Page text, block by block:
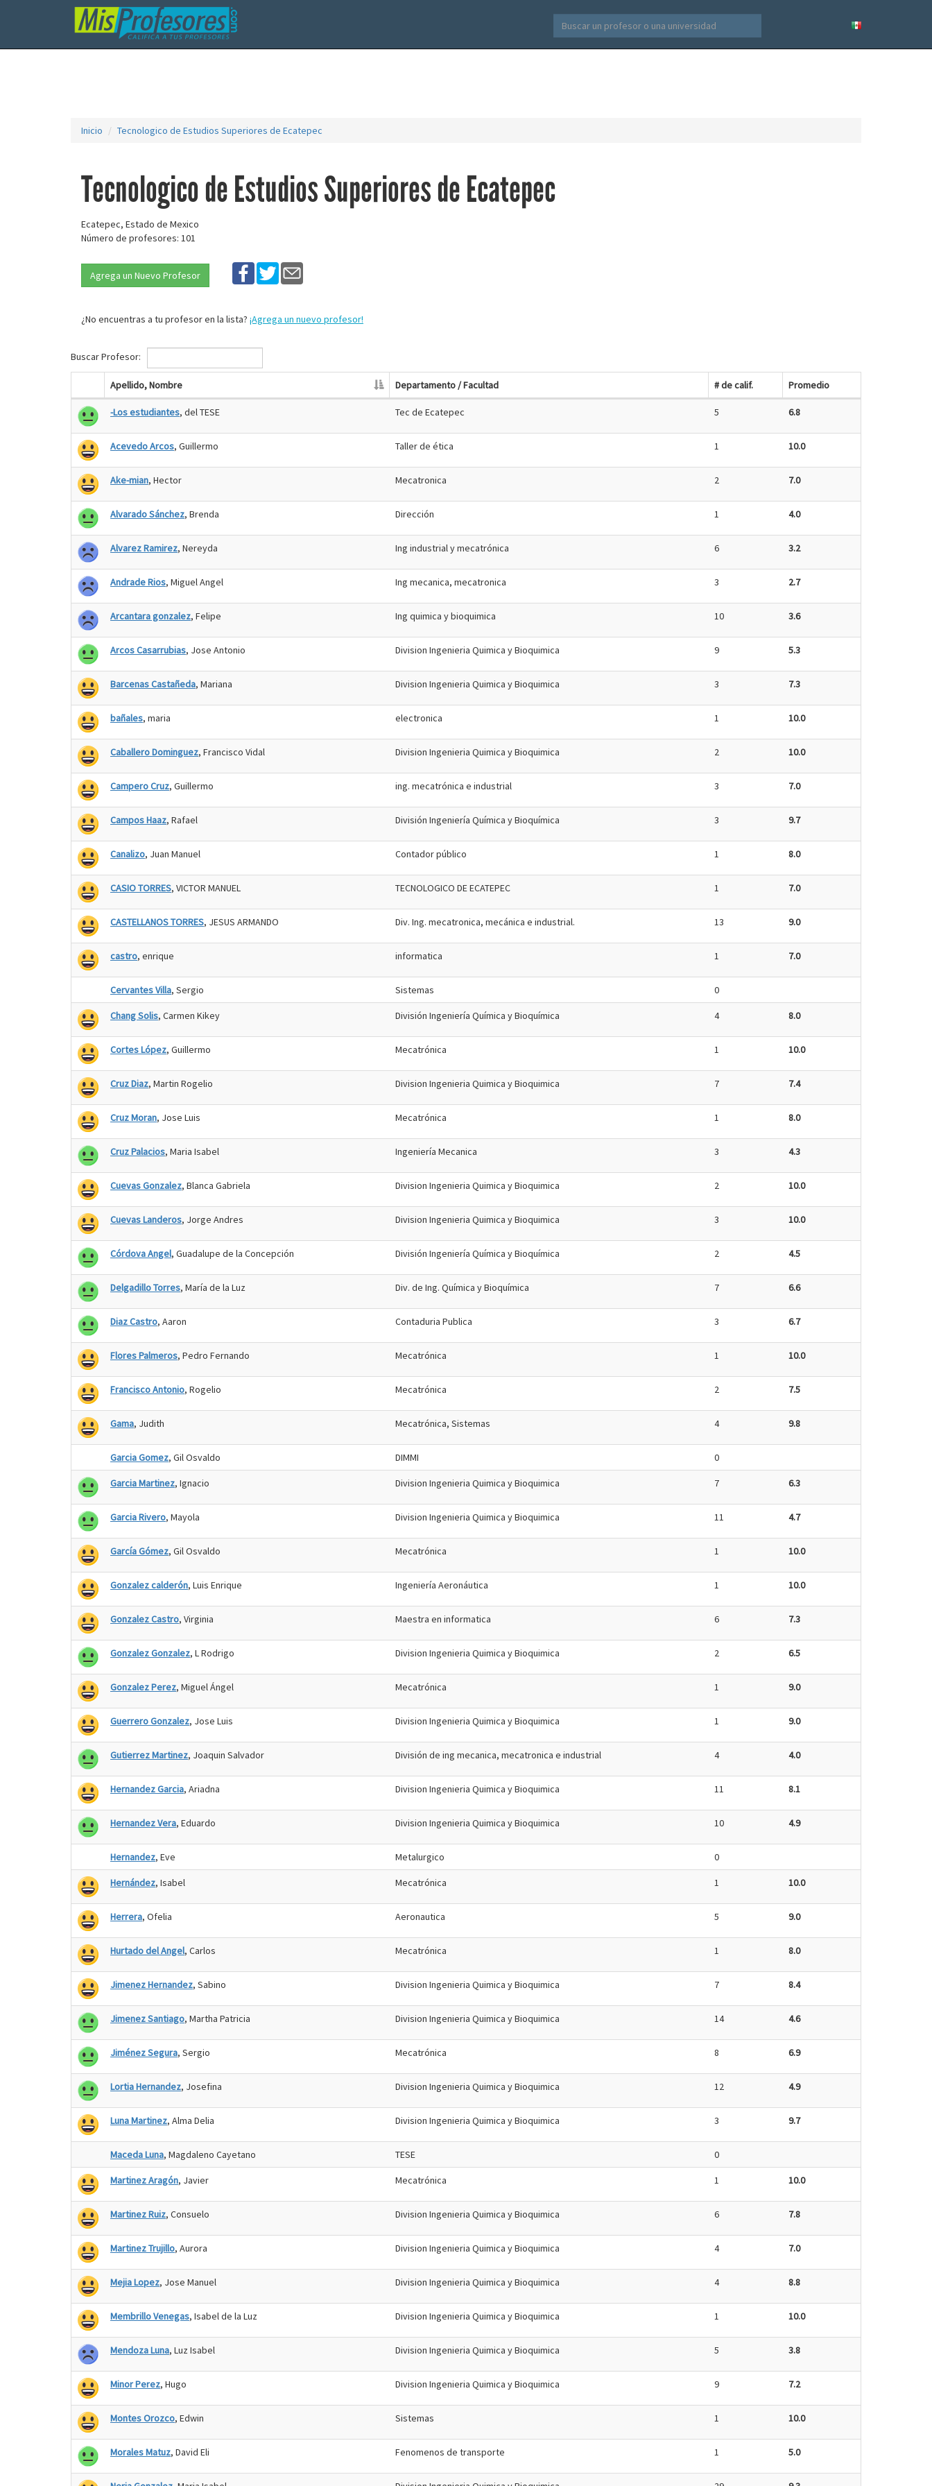
Inicio Tecnologico de Estudios Superiores de Ecatepec
Tecnologico de Estudios Superiores de Ecatepec
Ecatepec, Estado de Mexico
Número de profesores: 101
Agrega un Nuevo Profesor
¿No encuentras a tu profesor en la lista? ¡Agrega un nuevo profesor!
Buscar Profesor:
Apellido, Nombre Departamento / Facultad # de calif. Promedio
-Los estudiantes, del TESE Tec de Ecatepec 5 6.8
Acevedo Arcos, Guillermo Taller de ética 1 10.0
Ake-mian, Hector Mecatronica 2 7.0
Alvarado Sánchez, Brenda Dirección 1 4.0
Alvarez Ramirez, Nereyda Ing industrial y mecatrónica 6 3.2
Andrade Rios, Miguel Angel Ing mecanica, mecatronica 3 2.7
Arcantara gonzalez, Felipe Ing quimica y bioquimica 10 3.6
Arcos Casarrubias, Jose Antonio Division Ingenieria Quimica y Bioquimica 9 5.3
Barcenas Castañeda, Mariana Division Ingenieria Quimica y Bioquimica 3 7.3
bañales, maria electronica 1 10.0
Caballero Dominguez, Francisco Vidal Division Ingenieria Quimica y Bioquimica 2 10.0
Campero Cruz, Guillermo ing. mecatrónica e industrial 3 7.0
Campos Haaz, Rafael División Ingeniería Química y Bioquímica 3 9.7
Canalizo, Juan Manuel Contador público 1 8.0
CASIO TORRES, VICTOR MANUEL TECNOLOGICO DE ECATEPEC 1 7.0
CASTELLANOS TORRES, JESUS ARMANDO Div. Ing. mecatronica, mecánica e industrial. 13 9.0
castro, enrique informatica 1 7.0
Cervantes Villa, Sergio Sistemas 0
Chang Solis, Carmen Kikey División Ingeniería Química y Bioquímica 4 8.0
Cortes López, Guillermo Mecatrónica 1 10.0
Cruz Diaz, Martin Rogelio Division Ingenieria Quimica y Bioquimica 7 7.4
Cruz Moran, Jose Luis Mecatrónica 1 8.0
Cruz Palacios, Maria Isabel Ingeniería Mecanica 3 4.3
Cuevas Gonzalez, Blanca Gabriela Division Ingenieria Quimica y Bioquimica 2 10.0
Cuevas Landeros, Jorge Andres Division Ingenieria Quimica y Bioquimica 3 10.0
Córdova Angel, Guadalupe de la Concepción División Ingeniería Química y Bioquímica 2 4.5
Delgadillo Torres, María de la Luz Div. de Ing. Química y Bioquímica 7 6.6
Diaz Castro, Aaron Contaduria Publica 3 6.7
Flores Palmeros, Pedro Fernando Mecatrónica 1 10.0
Francisco Antonio, Rogelio Mecatrónica 2 7.5
Gama, Judith Mecatrónica, Sistemas 4 9.8
Garcia Gomez, Gil Osvaldo DIMMI 0
Garcia Martinez, Ignacio Division Ingenieria Quimica y Bioquimica 7 6.3
Garcia Rivero, Mayola Division Ingenieria Quimica y Bioquimica 11 4.7
García Gómez, Gil Osvaldo Mecatrónica 1 10.0
Gonzalez calderón, Luis Enrique Ingeniería Aeronáutica 1 10.0
Gonzalez Castro, Virginia Maestra en informatica 6 7.3
Gonzalez Gonzalez, L Rodrigo Division Ingenieria Quimica y Bioquimica 2 6.5
Gonzalez Perez, Miguel Ángel Mecatrónica 1 9.0
Guerrero Gonzalez, Jose Luis Division Ingenieria Quimica y Bioquimica 1 9.0
Gutierrez Martinez, Joaquin Salvador División de ing mecanica, mecatronica e industrial 4 4.0
Hernandez Garcia, Ariadna Division Ingenieria Quimica y Bioquimica 11 8.1
Hernandez Vera, Eduardo Division Ingenieria Quimica y Bioquimica 10 4.9
Hernandez, Eve Metalurgico 0
Hernández, Isabel Mecatrónica 1 10.0
Herrera, Ofelia Aeronautica 5 9.0
Hurtado del Angel, Carlos Mecatrónica 1 8.0
Jimenez Hernandez, Sabino Division Ingenieria Quimica y Bioquimica 7 8.4
Jimenez Santiago, Martha Patricia Division Ingenieria Quimica y Bioquimica 14 4.6
Jiménez Segura, Sergio Mecatrónica 8 6.9
Lortia Hernandez, Josefina Division Ingenieria Quimica y Bioquimica 12 4.9
Luna Martinez, Alma Delia Division Ingenieria Quimica y Bioquimica 3 9.7
Maceda Luna, Magdaleno Cayetano TESE 0
Martinez Aragón, Javier Mecatrónica 1 10.0
Martinez Ruiz, Consuelo Division Ingenieria Quimica y Bioquimica 6 7.8
Martinez Trujillo, Aurora Division Ingenieria Quimica y Bioquimica 4 7.0
Mejia Lopez, Jose Manuel Division Ingenieria Quimica y Bioquimica 4 8.8
Membrillo Venegas, Isabel de la Luz Division Ingenieria Quimica y Bioquimica 1 10.0
Mendoza Luna, Luz Isabel Division Ingenieria Quimica y Bioquimica 5 3.8
Minor Perez, Hugo Division Ingenieria Quimica y Bioquimica 9 7.2
Montes Orozco, Edwin Sistemas 1 10.0
Morales Matuz, David Eli Fenomenos de transporte 1 5.0